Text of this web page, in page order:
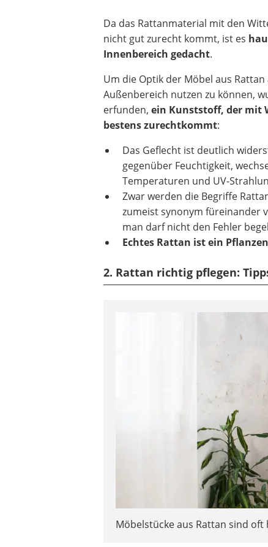
Da das Rattanmaterial mit den
nicht gut zurecht kommt, ist es
Innenbereich gedacht.
Um die Optik der Möbel aus Rattan
Außenbereich nutzen zu können,
erfunden,ein Kunststoff, der mit
bestens zurechtkommt:
Das Geflecht ist deutlich
gegenüber Feuchtigkeit,
Temperaturen und UV-
Zwar werden die Begriffe
zumeist synonym füreinander
man darf nicht den Fehler
Echtes Rattan ist ein
2. Rattan richtig pflegen:
Möbelstücke aus Rattan sind